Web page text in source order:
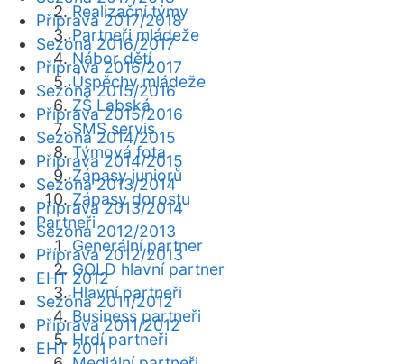
Realizační týmy
Partneři mládeže
Nábor dětí
Úspěchy mládeže
ZŠ Labská
SMS servis
Týmová fota
Zápasy juniorů
Zápasy dorostu
Partneři
Generální partner
GOLD hlavní partner
Hlavní partneři
Business partneři
Hrdí partneři
Příprava 2017/2018
Sezóna 2016/2017
Příprava 2016/2017
Sezóna 2015/2016
Příprava 2015/2016
Sezóna 2014/2015
Příprava 2014/2015
Sezóna 2013/2014
Příprava 2013/2014
Sezóna 2012/2013
Příprava 2012/2013
EHT 2012
Sezóna 2011/2012
Příprava 2011/2012
EHT 2011